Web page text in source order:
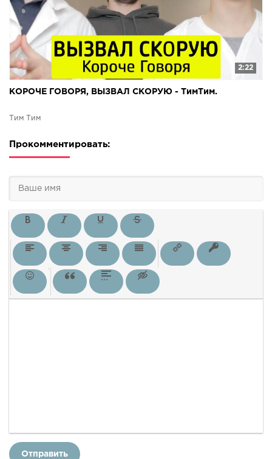
2:22
КОРОЧЕ ГОВОРЯ, ВЫЗВАЛ СКОРУЮ - ТимТим.
Tим Тим
Прокомментировать:
Отправить